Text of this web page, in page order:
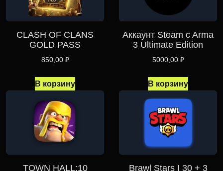
CLASH OF CLANS
GOLD PASS
850,00 ₽
В корзину
Аккаунт Steam c Arma
3 Ultimate Edition
5000,00 ₽
В корзину
TOWN HALL:10
Brawl Stars I 30 + 3